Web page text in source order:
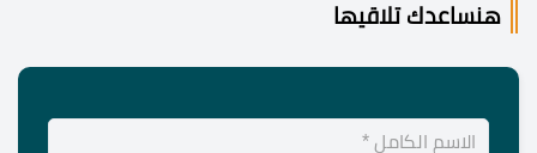
هنساعدك تلاقيها